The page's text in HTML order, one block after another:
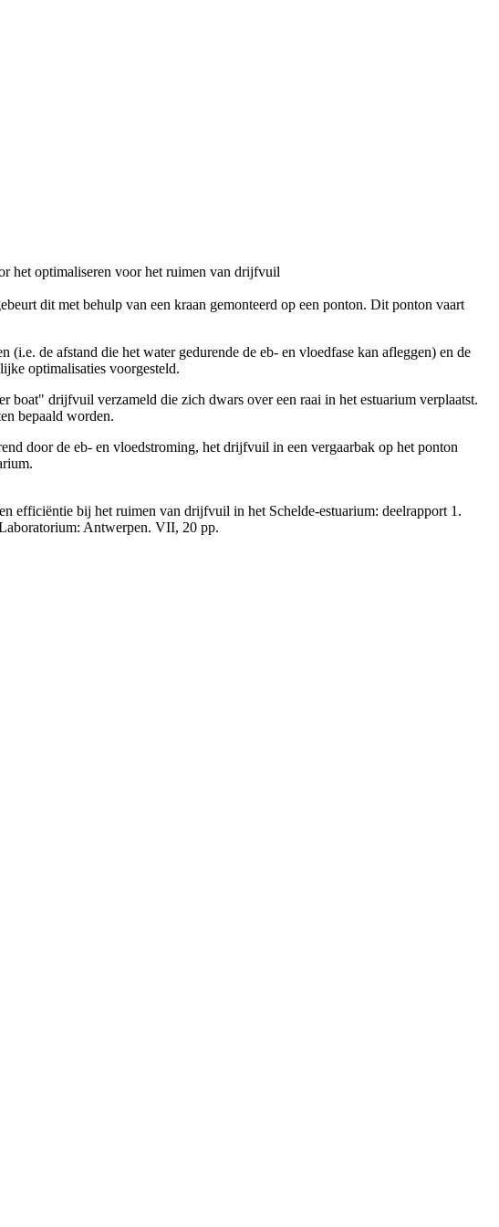
het optimaliseren voor het ruimen van drijfvuil
dit met behulp van een kraan gemonteerd op een ponton. Dit ponton vaart
de afstand die het water gedurende de eb- en vloedfase kan afleggen) en de
optimalisaties voorgesteld.
boat" drijfvuil verzameld die zich dwars over een raai in het estuarium verplaatst.
bepaald worden.
door de eb- en vloedstroming, het drijfvuil in een vergaarbak op het ponton
efficiëntie bij het ruimen van drijfvuil in het Schelde-estuarium: deelrapport 1.
Antwerpen. VII, 20 pp.